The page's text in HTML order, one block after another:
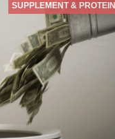
SUPPLEMENT & PROTEIN